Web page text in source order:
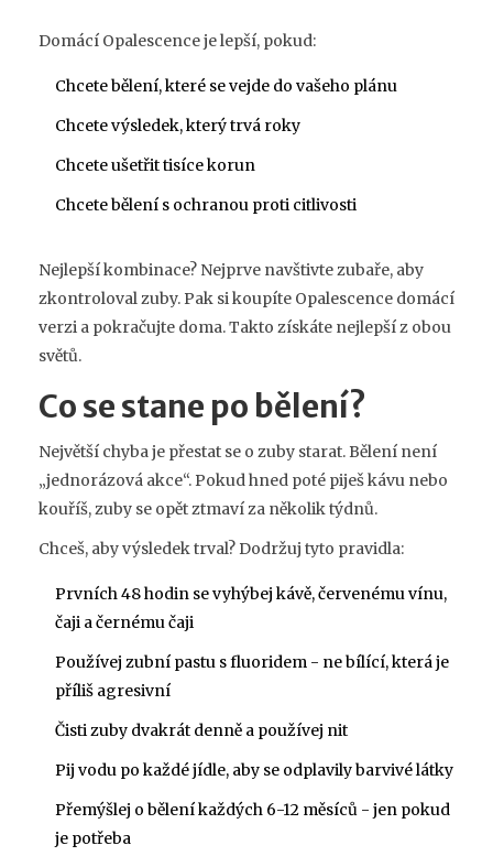
Domácí Opalescence je lepší, pokud:
Chcete bělení, které se vejde do vašeho plánu
Chcete výsledek, který trvá roky
Chcete ušetřit tisíce korun
Chcete bělení s ochranou proti citlivosti
Nejlepší kombinace? Nejprve navštivte zubaře, aby
zkontroloval zuby. Pak si koupíte Opalescence domácí
verzi a pokračujte doma. Takto získáte nejlepší z obou
světů.
Co se stane po bělení?
Největší chyba je přestat se o zuby starat. Bělení není
„jednorázová akce“. Pokud hned poté piješ kávu nebo
kouříš, zuby se opět ztmaví za několik týdnů.
Chceš, aby výsledek trval? Dodržuj tyto pravidla:
Prvních 48 hodin se vyhýbej kávě, červenému vínu,
čaji a černému čaji
Používej zubní pastu s fluoridem - ne bílící, která je
příliš agresivní
Čisti zuby dvakrát denně a používej nit
Pij vodu po každé jídle, aby se odplavily barvivé látky
Přemýšlej o bělení každých 6-12 měsíců - jen pokud
je potřeba